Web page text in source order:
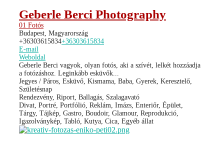
Geberle Berci Photography
01 Fotós
Budapest, Magyarország
+36303615834+36303615834
E-mail
Weboldal
Geberle Berci vagyok, olyan fotós, aki a szívét, lelkét hozzáadja
a fotózáshoz. Leginkább esküvők...
Jegyes / Páros, Esküvő, Kismama, Baba, Gyerek, Keresztelő,
Születésnap
Rendezvény, Riport, Ballagás, Szalagavató
Divat, Portré, Portfólió, Reklám, Imázs, Enteriőr, Épület,
Tárgy, Tájkép, Gastro, Boudoir, Glamour, Reprodukció,
Igazolványkép, Tabló, Kutya, Cica, Egyéb állat